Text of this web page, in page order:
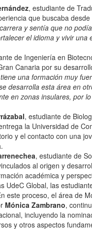
, estudiante de
que buscaba
y sentía que no
el idioma y vivir
de Ingeniería en
Canaria por su
una formación muy
desarrolla esta área en
en zonas insulares, por
, estudiante de
la Universidad de
y el contacto con una
, estudiante de
al origen y
académica y
UdeC Global, las
este proceso, el área de
Mónica Zambrano,
incluyendo la
y otros aspectos